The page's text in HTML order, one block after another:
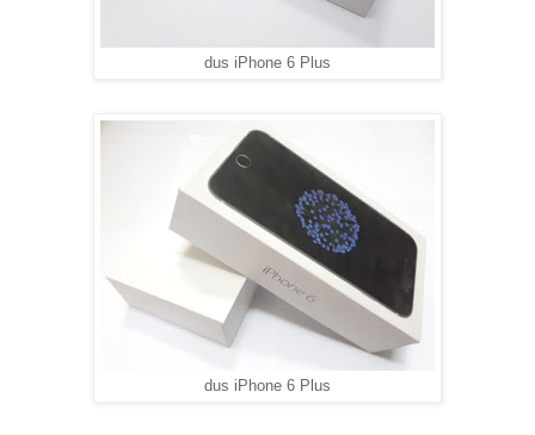
dus iPhone 6 Plus
dus iPhone 6 Plus